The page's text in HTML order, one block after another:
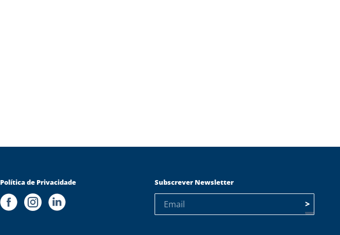
Política de Privacidade Subscrever Newsletter
>